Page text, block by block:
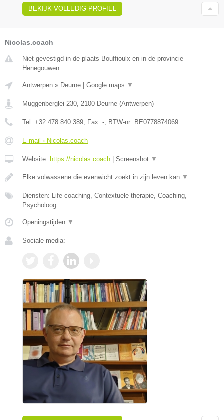
BEKIJK VOLLEDIG PROFIEL
Nicolas.coach
Niet gevestigd in de plaats Bouffioulx en in de provincie
Henegouwen.
Antwerpen » Deurne Google maps ▼
Muggenberglei 230, 2100 Deurne (Antwerpen)
Tel: +32 478 840 389, Fax: -, BTW-nr: BE0778874069
E-mail › Nicolas.coach
Website: https://nicolas.coach Screenshot ▼
Elke volwassene die evenwicht zoekt in zijn leven kan ▼
Diensten: Life coaching, Contextuele therapie, Coaching,
Psycholoog
Openingstijden ▼
Sociale media: